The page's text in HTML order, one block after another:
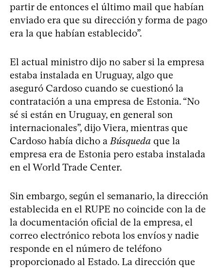
partir de entonces el último mail que habían
enviado era que su dirección y forma de pago
era la que habían establecido”.
El actual ministro dijo no saber si la empresa
estaba instalada en Uruguay, algo que
aseguró Cardoso cuando se cuestionó la
contratación a una empresa de Estonia. “No
sé si están en Uruguay, en general son
internacionales”, dijo Viera, mientras que
Cardoso había dicho a Búsqueda que la
empresa era de Estonia pero estaba instalada
en el World Trade Center.
Sin embargo, según el semanario, la dirección
establecida en el RUPE no coincide con la de
la documentación oficial de la empresa, el
correo electrónico rebota los envíos y nadie
responde en el número de teléfono
proporcionado al Estado. La dirección que